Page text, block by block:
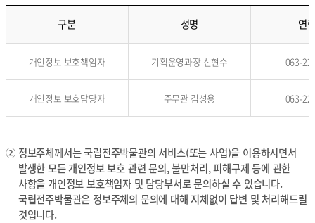
,
처
구분 성명 연
개인정보 보호책임자 기획운영과장 신현수 063-
개인정보 보호담당자 주무관 김성용 063-
② 정보주체께서는 국립전주박물관의 서비스(또는 사업)을 이용하시면서
발생한 모든 개인정보 보호 관련 문의, 불만처리, 피해구제 등에 관한
사항을 개인정보 보호책임자 및 담당부서로 문의하실 수 있습니다.
국립전주박물관은 정보주체의 문의에 대해 지체없이 답변 및 처리해드릴
것입니다.